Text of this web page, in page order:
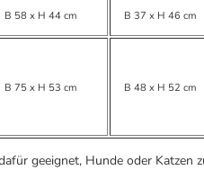
B 58 x H 44 cm B 37 x H 46 cm
B 75 x H 53 cm B 48 x H 52 cm
geeignet, Hunde oder Katzen